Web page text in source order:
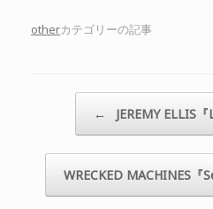
otherカテゴリーの記事
← JEREMY ELLIS
WRECKED MACHINES『